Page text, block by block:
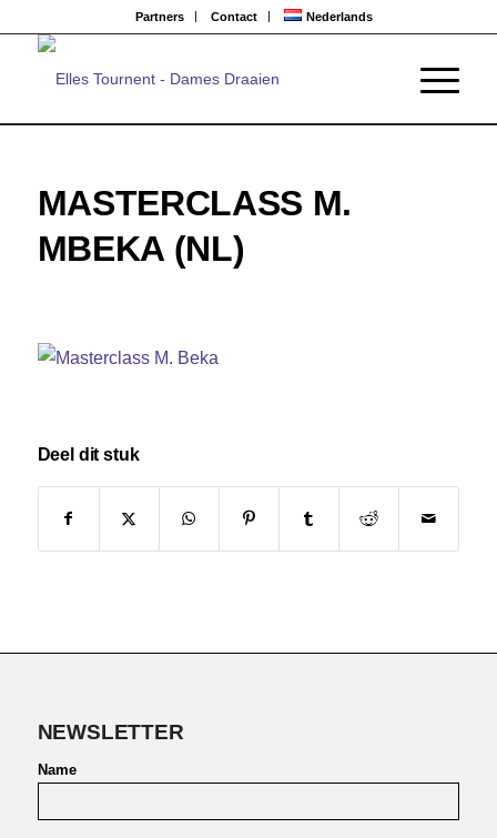
Partners Contact Nederlands
MASTERCLASS M.
MBEKA (NL)
Deel dit stuk
NEWSLETTER
Name